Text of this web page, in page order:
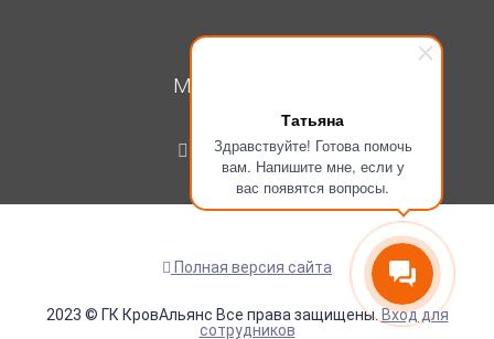
Татьяна
Здравствуйте! Готова помочь
вам. Напишите мне, если у
вас появятся вопросы.
МОЙ КАБИНЕТ
Регистрация
Полная версия сайта
2023 © ГК КровАльянс Все права защищены. Вход для
сотрудников